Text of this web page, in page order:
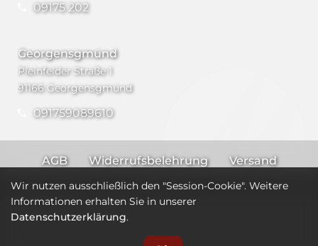
09175 202
Georgensgmünd
Pleinfelder Straße 1
91166 Georgensgmünd
091759089610
AGB Widerrufsbelehrung
Versand
Impressum
Datenschutz
Wir nutzen ausschließlich den "Session-Cookie". Weitere
Informationen erhalten Sie in unserer
Datenschutzerklärung.